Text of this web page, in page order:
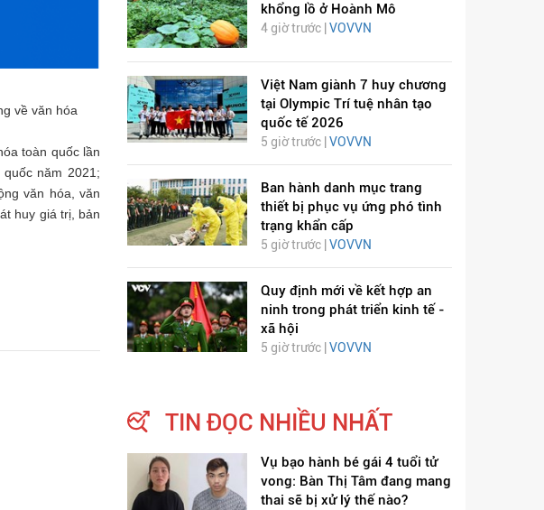
về văn hóa
toàn quốc lần
năm 2021;
văn hóa, văn
huy giá trị, bản
khổng lồ ở Hoành Mô
4 giờ trước | VOVVN
Việt Nam giành 7 huy chương
tại Olympic Trí tuệ nhân tạo
quốc tế 2026
5 giờ trước | VOVVN
Ban hành danh mục trang
thiết bị phục vụ ứng phó tình
trạng khẩn cấp
5 giờ trước | VOVVN
Quy định mới về kết hợp an
ninh trong phát triển kinh tế -
xã hội
5 giờ trước | VOVVN
TIN ĐỌC NHIỀU NHẤT
Vụ bạo hành bé gái 4 tuổi tử
vong: Bàn Thị Tâm đang mang
thai sẽ bị xử lý thế nào?